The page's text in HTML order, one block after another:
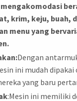
krim, keju, buah,
menu yang
Dengan
ini mudah dipakai
yang baru
:Mesin ini memiliki